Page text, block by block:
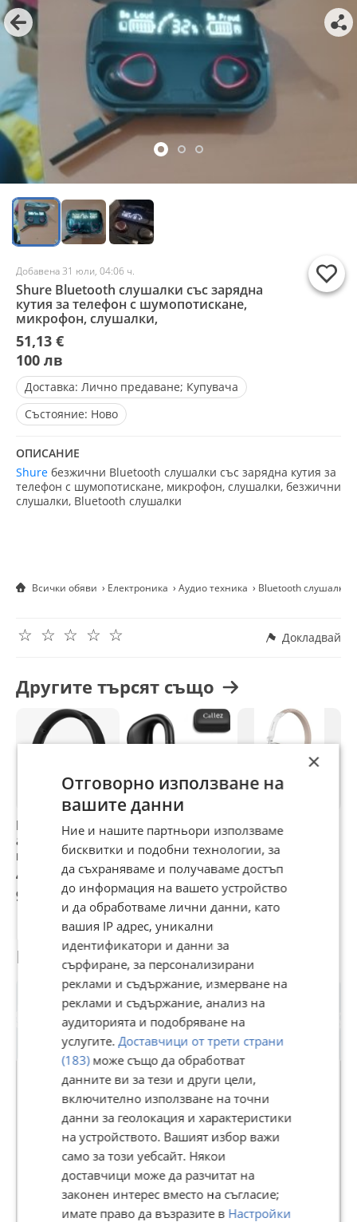
Добавена 31 юли, 04:06 ч.
Shure Bluetooth слушалки със зарядна
кутия за телефон с шумопотискане,
микрофон, слушалки,
51,13 €
100 лв
Доставка: Лично предаване; Купувача
Състояние: Ново
ОПИСАНИЕ
Shure безжични Bluetooth слушалки със зарядна кутия за
телефон с шумопотискане, микрофон, слушалки, безжични
слушалки, Bluetooth слушалки
Всички обяви Електроника Аудио техника Bluetooth слушалки
☆
☆
☆
☆
☆ Докладвай
Другите търсят също
Eono слушалки с
активно
шумопотискане ,
Bluetooth
слушалки с
микрофон
47,55 €
93 лв
Bluetooth
слушалка с двоен
микрофон с
шумопотискане
за мобилен
телефон
24,54 €
48 лв
Нови Безжични
слушалки
Bluetooth с
микрофон CVC
шумопотискане
за работа
23,01 €
45 лв
Потребител
Доверие БГ
В Bazar.BG от 24 август 2014г.
Последно активен днес в 18:50 ч.
Доставя с отстъпка
726 Обяви
×
Отговорно използване на
вашите данни
Ние и нашите партньори използваме
бисквитки и подобни технологии, за
да съхраняваме и получаваме достъп
до информация на вашето устройство
и да обработваме лични данни, като
вашия IP адрес, уникални
идентификатори и данни за
сърфиране, за персонализирани
реклами и съдържание, измерване на
реклами и съдържание, анализ на
аудиторията и подобряване на
услугите. Доставчици от трети страни
(183)може също да обработват
данните ви за тези и други цели,
включително използване на точни
данни за геолокация и характеристики
на устройството. Вашият избор важи
само за този уебсайт. Някои
доставчици може да разчитат на
законен интерес вместо на съгласие;
имате право да възразите в Настройки